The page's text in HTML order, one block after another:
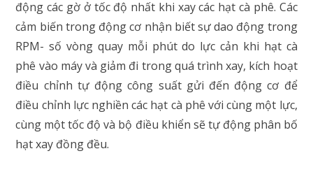
động các gờ ở tốc độ nhất khi xay các hạt cà phê. Các
cảm biến trong động cơ nhận biết sự dao động trong
RPM- số vòng quay mỗi phút do lực cản khi hạt cà
phê vào máy và giảm đi trong quá trình xay, kích hoạt
điều chỉnh tự động công suất gửi đến động cơ để
điều chỉnh lực nghiền các hạt cà phê với cùng một lực,
cùng một tốc độ và bộ điều khiển sẽ tự động phân bố
hạt xay đồng đều.